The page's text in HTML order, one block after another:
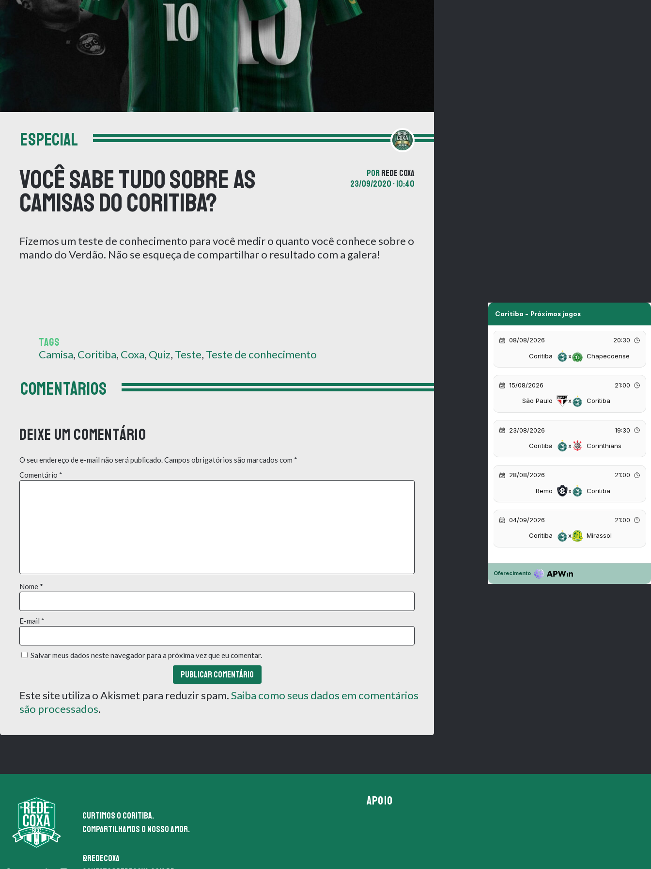
ESPECIAL
Você sabe tudo sobre as
camisas do Coritiba?
PORREDE COXA
23/09/2020 • 10:40
Fizemos um teste de conhecimento para você medir o quanto você conhece sobre o
mando do Verdão. Não se esqueça de compartilhar o resultado com a galera!
TAGS
Camisa, Coritiba, Coxa, Quiz, Teste, Teste de conhecimento
COMENTÁRIOS
Deixe um comentário
O seu endereço de e-mail não será publicado.Campos obrigatórios são marcados com *
Comentário *
Nome *
E-mail *
Salvar meus dados neste navegador para a próxima vez que eu comentar.
Este site utiliza o Akismet para reduzir spam.Saiba como seus dados em comentários
são processados.
Curtimos o coritiba.
Compartilhamos o nosso amor.
@redecoxa
APOIO